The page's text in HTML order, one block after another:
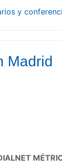
y
Madrid